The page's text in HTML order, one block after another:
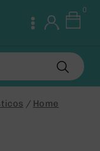
0
/ Home